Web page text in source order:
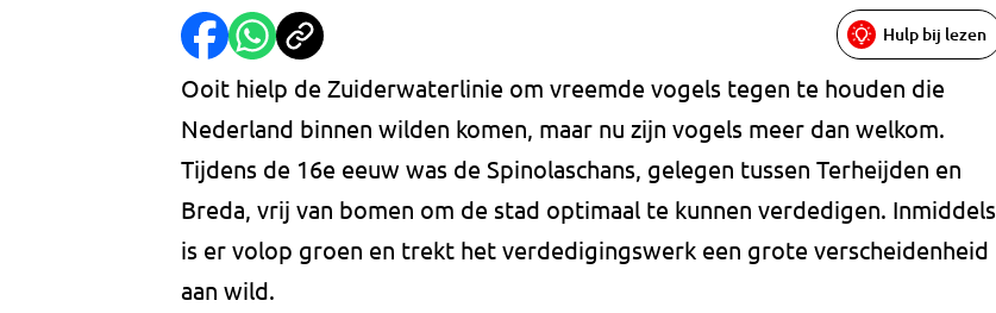
Hulp bij lezen
Ooit hielp de Zuiderwaterlinie om vreemde vogels tegen te houden die
Nederland binnen wilden komen, maar nu zijn vogels meer dan welkom.
Tijdens de 16e eeuw was de Spinolaschans, gelegen tussen Terheijden en
Breda, vrij van bomen om de stad optimaal te kunnen verdedigen. Inmiddels
is er volop groen en trekt het verdedigingswerk een grote verscheidenheid
aan wild.